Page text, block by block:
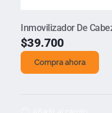
Inmovilizador De
$39.700
Compra ahora